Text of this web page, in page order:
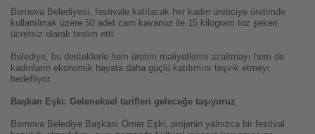
Bornova Belediyesi, festivale katılacak her kadın üreticiye üretimde
kullanılmak üzere 50 adet cam kavanoz ile 15 kilogram toz şekeri
ücretsiz olarak teslim etti.
Belediye, bu desteklerle hem üretim maliyetlerini azaltmayı hem de
kadınların ekonomik hayata daha güçlü katılımını teşvik etmeyi
hedefliyor.
Başkan Eşki: Geleneksel tarifleri geleceğe taşıyoruz
Bornova Belediye Başkanı Ömer Eşki, projenin yalnızca bir festival